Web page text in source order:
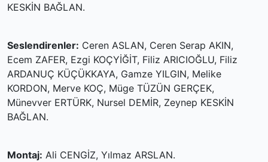
KESKİN BAĞLAN.
Seslendirenler: Ceren ASLAN, Ceren Serap AKIN,
Ecem ZAFER, Ezgi KOÇYİĞİT, Filiz ARICIOĞLU, Filiz
ARDANUÇ KÜÇÜKKAYA, Gamze YILGIN, Melike
KORDON, Merve KOÇ, Müge TÜZÜN GERÇEK,
Münevver ERTÜRK, Nursel DEMİR, Zeynep KESKİN
BAĞLAN.
Montaj: Ali CENGİZ, Yılmaz ARSLAN.